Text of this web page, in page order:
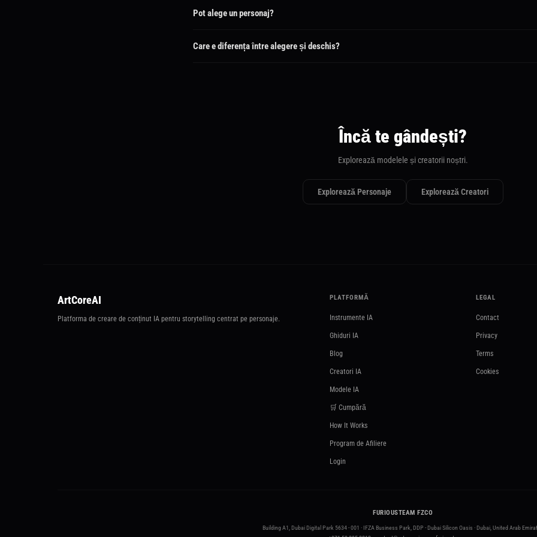
Pot alege un personaj?
Care e diferența între alegere și deschis?
Încă te gândești?
Explorează modelele și creatorii noștri.
Explorează Personaje Explorează Creatori
ArtCoreAI
Platforma de creare de conținut IA pentru storytelling centrat pe personaje.
PLATFORMĂ
Instrumente IA
Ghiduri IA
Blog
Creatori IA
Modele IA
🛒 Cumpără
How It Works
Program de Afiliere
Login
LEGAL
Contact
Privacy
Terms
Cookies
FURIOUSTEAM FZCO
Building A1, Dubai Digital Park 5634 - 001 · IFZA Business Park, DDP - Dubai Silicon Oasis · Dubai, United Arab